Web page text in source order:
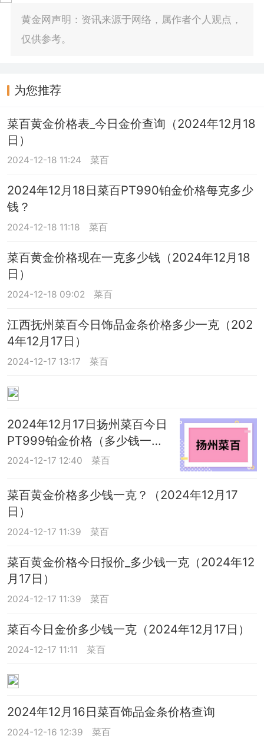
黄金网声明：资讯来源于网络，属作者个人观点，
仅供参考。
为您推荐
菜百黄金价格表_今日金价查询（2024年12月18
日）
2024-12-18 11:24 菜百
2024年12月18日菜百PT990铂金价格每克多少
钱？
2024-12-18 11:18 菜百
菜百黄金价格现在一克多少钱（2024年12月18
日）
2024-12-18 09:02 菜百
江西抚州菜百今日饰品金条价格多少一克（202
4年12月17日）
2024-12-17 13:17 菜百
2024年12月17日扬州菜百今日
PT999铂金价格（多少钱一
克）
2024-12-17 12:40 菜百
菜百黄金价格多少钱一克？（2024年12月17
日）
2024-12-17 11:39 菜百
菜百黄金价格今日报价_多少钱一克（2024年12
月17日）
2024-12-17 11:39 菜百
菜百今日金价多少钱一克（2024年12月17日）
2024-12-17 11:11 菜百
2024年12月16日菜百饰品金条价格查询
2024-12-16 12:39 菜百